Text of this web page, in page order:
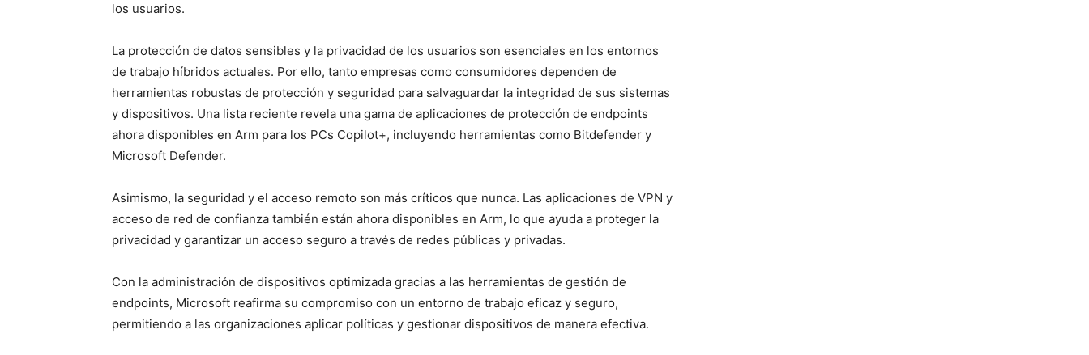
los usuarios.
La protección de datos sensibles y la privacidad de los usuarios son esenciales en los entornos
de trabajo híbridos actuales. Por ello, tanto empresas como consumidores dependen de
herramientas robustas de protección y seguridad para salvaguardar la integridad de sus sistemas
y dispositivos. Una lista reciente revela una gama de aplicaciones de protección de endpoints
ahora disponibles en Arm para los PCs Copilot+, incluyendo herramientas como Bitdefender y
Microsoft Defender.
Asimismo, la seguridad y el acceso remoto son más críticos que nunca. Las aplicaciones de VPN y
acceso de red de confianza también están ahora disponibles en Arm, lo que ayuda a proteger la
privacidad y garantizar un acceso seguro a través de redes públicas y privadas.
Con la administración de dispositivos optimizada gracias a las herramientas de gestión de
endpoints, Microsoft reafirma su compromiso con un entorno de trabajo eficaz y seguro,
permitiendo a las organizaciones aplicar políticas y gestionar dispositivos de manera efectiva.